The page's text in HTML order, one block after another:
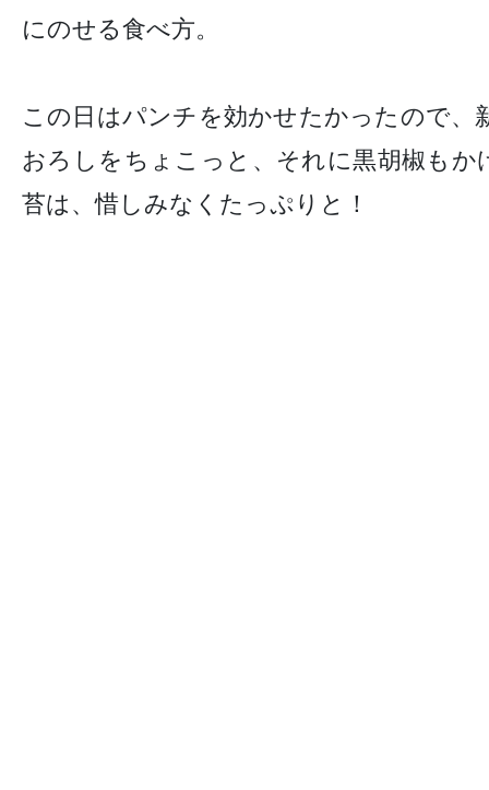
にのせる食べ方。
この日はパンチを効かせたかったので、
おろしをちょこっと、それに黒胡椒もか
苔は、惜しみなくたっぷりと！